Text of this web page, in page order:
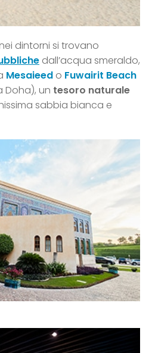
dintorni si trovano
dall’acqua smeraldo,
Mesaieed o Fuwairit Beach
Doha), un tesoro naturale
sabbia bianca e